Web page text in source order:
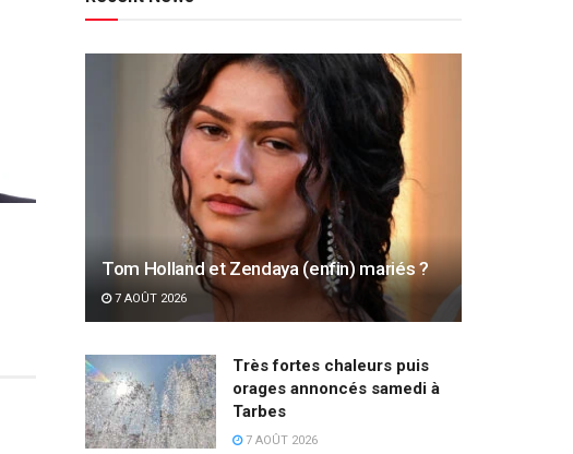
Tom Holland et Zendaya (enfin) mariés ?
7 AOÛT 2026
Très fortes chaleurs puis
orages annoncés samedi à
Tarbes
7 AOÛT 2026